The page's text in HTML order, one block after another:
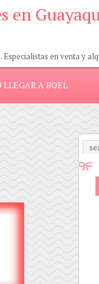
en
en venta y
LLEGAR A BOEL